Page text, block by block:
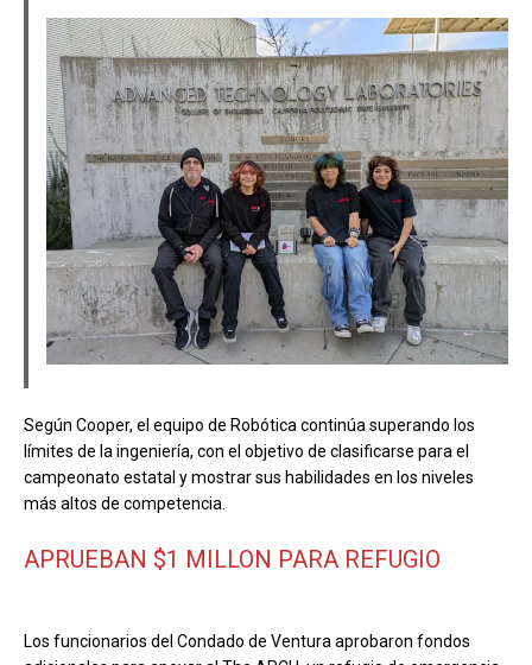
Según Cooper, el equipo de Robótica continúa superando los
límites de la ingeniería, con el objetivo de clasificarse para el
campeonato estatal y mostrar sus habilidades en los niveles
más altos de competencia.
APRUEBAN $1 MILLON PARA REFUGIO
Los funcionarios del Condado de Ventura aprobaron fondos